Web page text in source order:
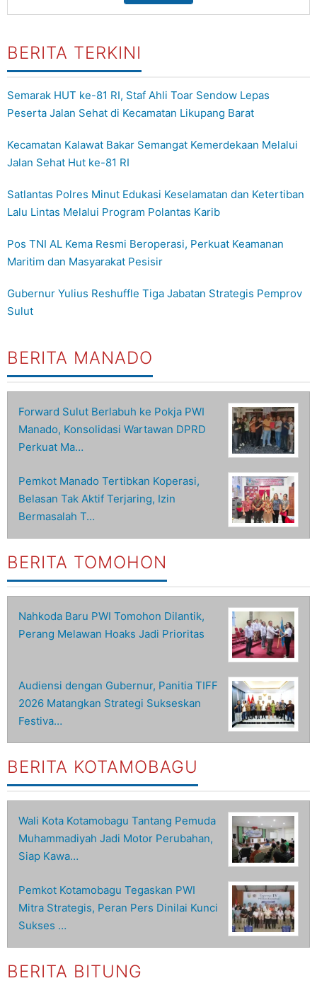
BERITA TERKINI
Semarak HUT ke-81 RI, Staf Ahli Toar Sendow Lepas
Peserta Jalan Sehat di Kecamatan Likupang Barat
Kecamatan Kalawat Bakar Semangat Kemerdekaan Melalui
Jalan Sehat Hut ke-81 RI
Satlantas Polres Minut Edukasi Keselamatan dan Ketertiban
Lalu Lintas Melalui Program Polantas Karib
Pos TNI AL Kema Resmi Beroperasi, Perkuat Keamanan
Maritim dan Masyarakat Pesisir
Gubernur Yulius Reshuffle Tiga Jabatan Strategis Pemprov
Sulut
BERITA MANADO
Forward Sulut Berlabuh ke Pokja PWI
Manado, Konsolidasi Wartawan DPRD
Perkuat Ma…
Pemkot Manado Tertibkan Koperasi,
Belasan Tak Aktif Terjaring, Izin
Bermasalah T…
BERITA TOMOHON
Nahkoda Baru PWI Tomohon Dilantik,
Perang Melawan Hoaks Jadi Prioritas
Audiensi dengan Gubernur, Panitia TIFF
2026 Matangkan Strategi Sukseskan
Festiva…
BERITA KOTAMOBAGU
Wali Kota Kotamobagu Tantang Pemuda
Muhammadiyah Jadi Motor Perubahan,
Siap Kawa…
Pemkot Kotamobagu Tegaskan PWI
Mitra Strategis, Peran Pers Dinilai Kunci
Sukses …
BERITA BITUNG